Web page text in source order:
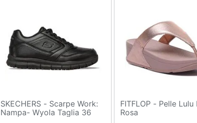
SKECHERS - Scarpe Work:
Nampa- Wyola Taglia 36
FITFLOP - Pelle Lulu In Oro
Rosa